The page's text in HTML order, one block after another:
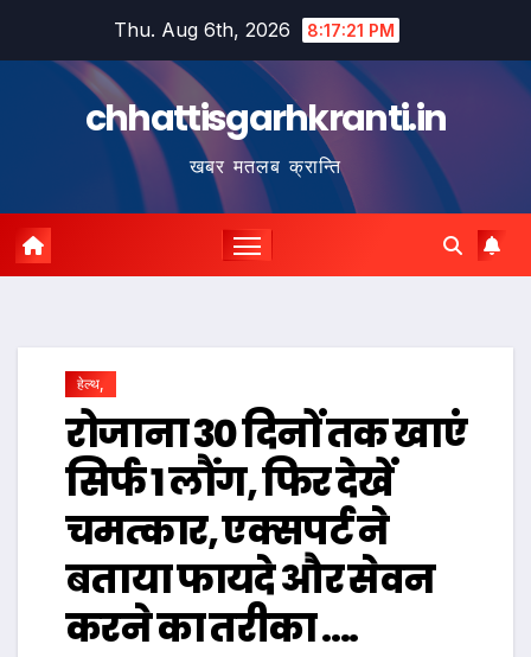
Thu. Aug 6th, 2026 8:17:22 PM
chhattisgarhkranti.in
खबर मतलब क्रान्ति
हेल्थ,
रोजाना 30 दिनों तक खाएं
सिर्फ 1 लौंग, फिर देखें
चमत्कार, एक्सपर्ट ने
बताया फायदे और सेवन
करने का तरीका ….